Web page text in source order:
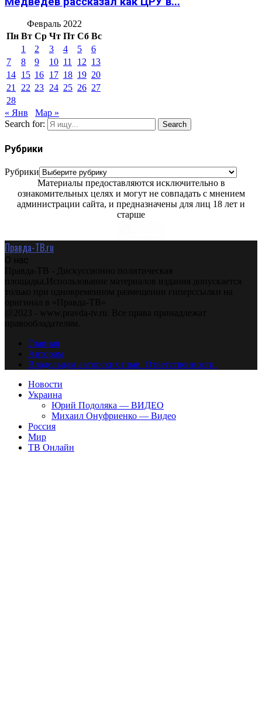
Февраль 2022
Пн Вт Ср Чт Пт Сб Вс
1
2 3 4 5
6
7
8 9 10 11 12 13
14 15 16 17 18 19 20
21
22 23 24 25 26 27
28
« Янв
Мар »
Search for:
Search
Рубрики
Рубрики
Материалы предоставляются исключительно в
ознакомительных целях и могут не совпадать с мнением
администрации сайта, и предназначены для лиц 18 лет и
старше
Правда-ТВ.ru
О нас
Правда-ТВ - Дискуссионно политическая
площадка.Использование материалов издания допускается
только при одновременном размещении гиперссылки на
оригинал в «Правда-ТВ»
@2023 - www.pravda-tv.ru. Все права принадлежат
правообладателям.
Главная
Авторам
Владельцам авторских прав. Ответственности.
Новости
Украина
Юрий Подоляка — ВИДЕО
Михаил Онуфриенко — Видео
Россия
Мир
ТВ Онлайн